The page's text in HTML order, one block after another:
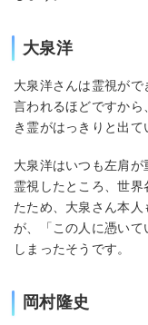
大泉洋
大泉洋さんは霊視が
言われるほどですか
き霊がはっきりと出て
大泉洋はいつも左肩
霊視したところ、世
たため、大泉さん本
が、「この人に憑い
しまったそうです。
岡村隆史